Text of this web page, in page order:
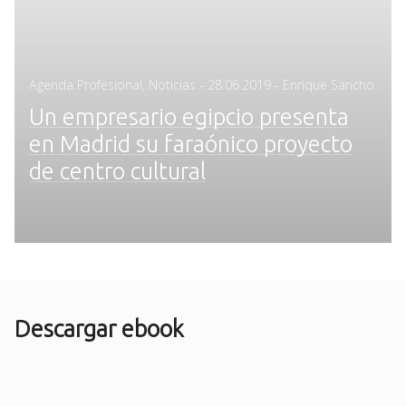
Agenda Profesional Noticias - Posted
28.06.2019 - Enrique Sancho
Un empresario egipcio presenta
en Madrid su faraónico proyecto
de centro cultural
Descargar ebook